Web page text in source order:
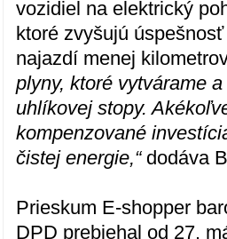
vozidiel na elektrický
ktoré zvyšujú
najazdí menej
plyny, ktoré vytvárame
uhlíkovej stopy.
kompenzované
čistej energie,“ dodáva
Prieskum E-shopper
DPD prebiehal od 27.